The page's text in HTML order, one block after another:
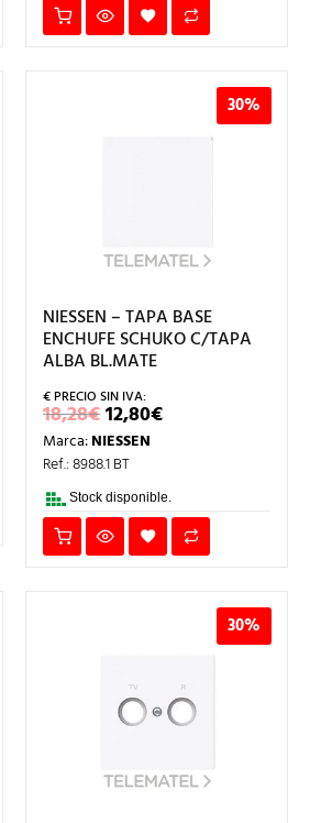
30%
NIESSEN – TAPA BASE
ENCHUFE SCHUKO C/TAPA
ALBA BL.MATE
18,28€EL
PRECIO
ORIGINAL
ERA:
18,28€.
12,80€EL
PRECIO
Marca:NIESSEN
Ref.: 8988.1 BT
Stock disponible.
30%